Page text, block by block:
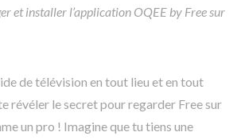
et installer l’application OQEE by Free sur
de télévision en tout lieu et en tout
révéler le secret pour regarder Free sur
un pro ! Imagine que tu tiens une